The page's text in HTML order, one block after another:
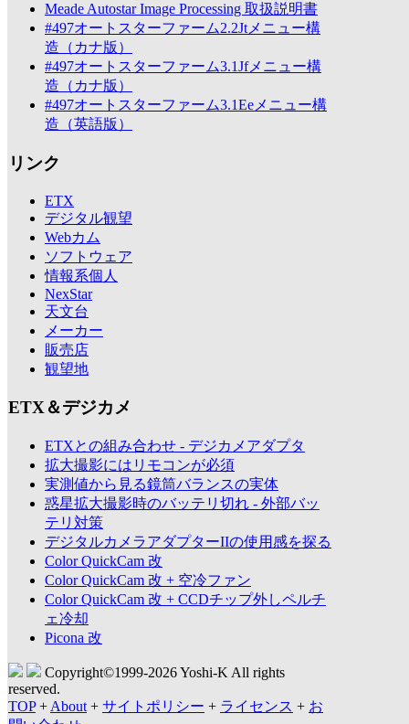
Meade Autostar Image Processing 取扱説明書
#497オートスターファーム2.2Jtメニュー構
造（カナ版）
#497オートスターファーム3.1Jfメニュー構
造（カナ版）
#497オートスターファーム3.1Eeメニュー構
造（英語版）
リンク
ETX
デジタル観望
Webカム
ソフトウェア
情報系個人
NexStar
天文台
メーカー
販売店
観望地
ETX＆デジカメ
ETXとの組み合わせ - デジカメアダプタ
拡大撮影にはリモコンが必須
実測値から見る鏡筒バランスの実体
惑星拡大撮影時のバッテリ切れ - 外部バッ
テリ対策
デジタルカメラアダプターIIの使用感を探る
Color QuickCam 改
Color QuickCam 改 + 空冷ファン
Color QuickCam 改 + CCDチップ外しペルチ
ェ冷却
Picona 改
Copyright©1999-2026 Yoshi-K All rights
reserved.
TOP+ About + サイトポリシー + ライセンス + お